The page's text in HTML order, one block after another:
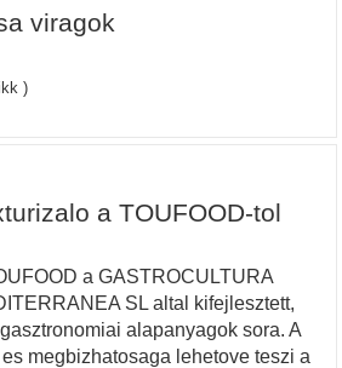
viragok
)
a TOUFOOD-tol
a GASTROCULTURA
SL altal kifejlesztett,
alapanyagok sora. A
megbizhatosaga lehetove teszi a